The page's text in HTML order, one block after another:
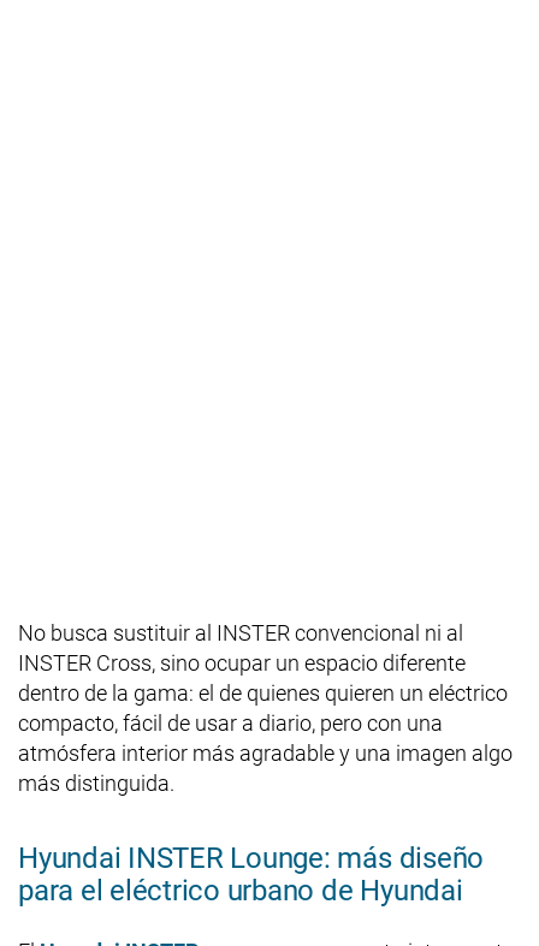
No busca sustituir al INSTER convencional ni al
INSTER Cross, sino ocupar un espacio diferente
dentro de la gama: el de quienes quieren un eléctrico
compacto, fácil de usar a diario, pero con una
atmósfera interior más agradable y una imagen algo
más distinguida.
Hyundai INSTER Lounge: más diseño
para el eléctrico urbano de Hyundai